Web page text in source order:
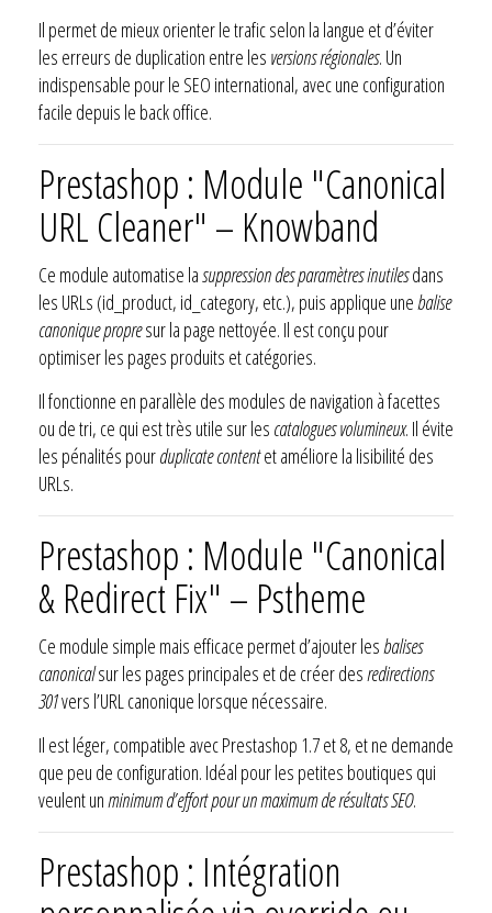
Il permet de mieux orienter le trafic selon la langue et d’éviter
les erreurs de duplication entre les versions régionales. Un
indispensable pour le SEO international, avec une configuration
facile depuis le back office.
Prestashop : Module "Canonical
URL Cleaner" – Knowband
Ce module automatise lasuppression des paramètres inutilesdans
les URLs (id_product, id_category, etc.), puis applique une balise
canonique propresur la page nettoyée. Il est conçu pour
optimiser les pages produits et catégories.
Il fonctionne en parallèle des modules de navigation à facettes
ou de tri, ce qui est très utile sur les catalogues volumineux. Il évite
les pénalités pourduplicate contentet améliore la lisibilité des
URLs.
Prestashop : Module "Canonical
& Redirect Fix" – Pstheme
Ce module simple mais efficace permet d’ajouter les balises
canonicalsur les pages principales et de créer des redirections
301vers l’URL canonique lorsque nécessaire.
Il est léger, compatible avec Prestashop 1.7 et 8, et ne demande
que peu de configuration. Idéal pour les petites boutiques qui
veulent un minimum d’effort pour un maximum de résultats SEO.
Prestashop : Intégration